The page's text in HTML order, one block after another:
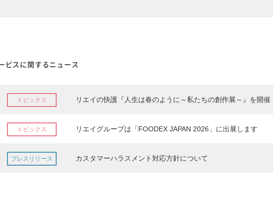
ビスに関するニュース
トピックス リエイの快護『人生は春のように～私たちの創作展～』を開催
トピックス リエイグループは「FOODEX JAPAN 2026」に出展します
プレスリリース カスタマーハラスメント対応方針について